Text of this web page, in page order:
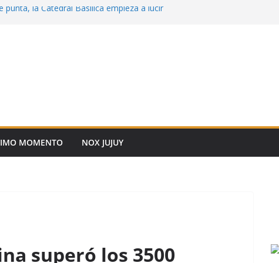
punta, la Catedral Basílica empieza a lucir
MOMENTO NOX JUJUY
superó los 3500